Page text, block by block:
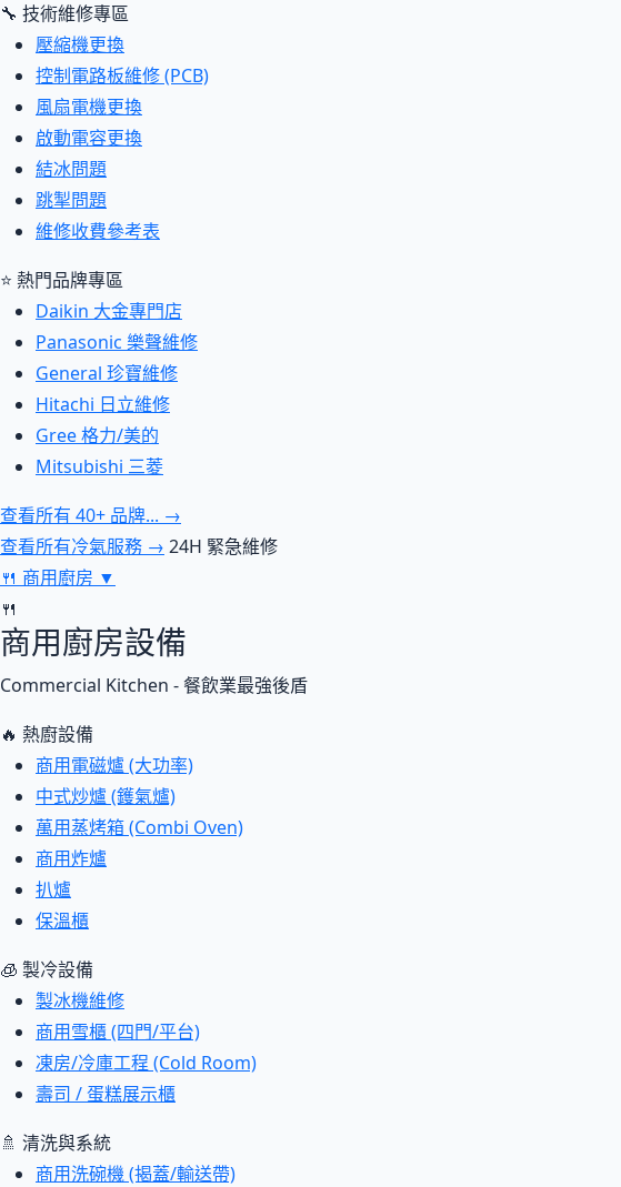
🔧 技術維修專區
壓縮機更換
控制電路板維修 (PCB)
風扇電機更換
啟動電容更換
結冰問題
跳掣問題
維修收費參考表
⭐ 熱門品牌專區
Daikin 大金專門店
Panasonic 樂聲維修
General 珍寶維修
Hitachi 日立維修
Gree 格力/美的
Mitsubishi 三菱
查看所有 40+ 品牌... →
查看所有冷氣服務 → 24H 緊急維修
🍴 商用廚房 ▼
🍴
商用廚房設備
Commercial Kitchen - 餐飲業最強後盾
🔥 熱廚設備
商用電磁爐 (大功率)
中式炒爐 (鑊氣爐)
萬用蒸烤箱 (Combi Oven)
商用炸爐
扒爐
保溫櫃
🧊 製冷設備
製冰機維修
商用雪櫃 (四門/平台)
凍房/冷庫工程 (Cold Room)
壽司 / 蛋糕展示櫃
🚿 清洗與系統
商用洗碗機 (揭蓋/輸送帶)